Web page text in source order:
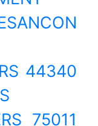
44340
75011